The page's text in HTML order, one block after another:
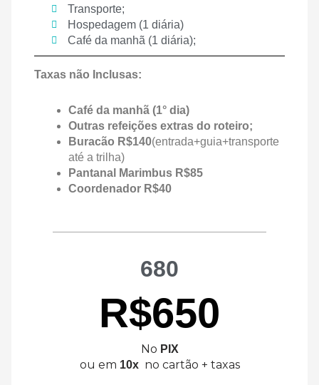
Transporte;
Hospedagem (1 diária)
Café da manhã (1 diária);
Taxas não Inclusas:
Café da manhã (1° dia)
Outras refeições extras do roteiro;
Buracão R$140(entrada+guia+transporte
até a trilha)
Pantanal Marimbus R$85
Coordenador R$40
680
R$650
No PIX
ou em 10x no cartão + taxas